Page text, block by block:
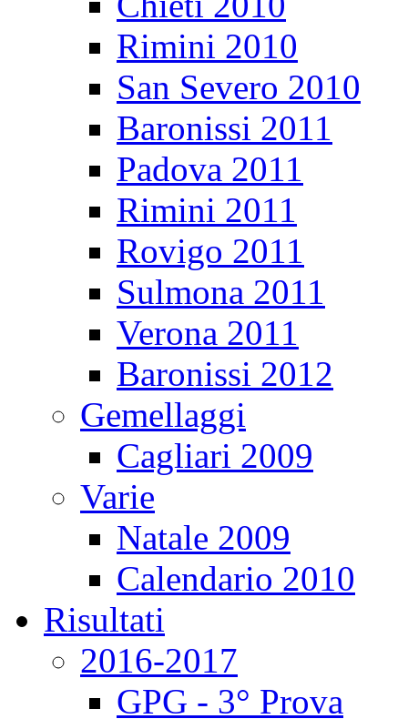
Rimini 2010
San Severo 2010
Baronissi 2011
Padova 2011
Rimini 2011
Rovigo 2011
Sulmona 2011
Verona 2011
Baronissi 2012
Gemellaggi
Cagliari 2009
Varie
Natale 2009
Calendario 2010
Risultati
2016-2017
GPG - 3° Prova